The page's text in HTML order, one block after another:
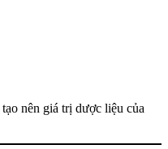
nên giá trị dược liệu của